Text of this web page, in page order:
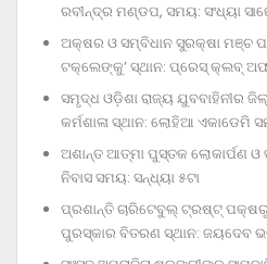
ରବୀନ୍ଦ୍ର ମଣ୍ଡପ, ସମୟ: ସଂଧ୍ୟା
ଅକ୍ଷର ଓ ସମ୍ବିଧାନ ସୁରକ୍ଷା ମଞ୍ଚ
ଟକ୍‌ଲେଙ୍କୁ’ ସ୍ଥାନ: ପ୍ରେସ୍‌ କ୍ଲବ୍‌ ଅଫ୍‌
ସମୃଦ୍ଧ ଓଡ଼ିଶା ରାଜ୍ୟ ଯୁବବାହିନୀର
କର୍ମଶାଳା ସ୍ଥାନ: ଲୋହିଆ ଏକାଡେମି
ଅଶାନ୍ତ ଆତ୍ମା ପୁସ୍ତକ ଲୋକାର୍ପଣ ଓ
ନିବାସ ସମୟ: ସନ୍ଧ୍ୟା ୫ଟା
ପ୍ରଶାନ୍ତି ଚାରିଟେବୁଲ୍‌ ଟ୍ରଷ୍ଟ୍‌
ପୁରସ୍କାର ବିତରଣ ସ୍ଥାନ: ଜୟଦେବ